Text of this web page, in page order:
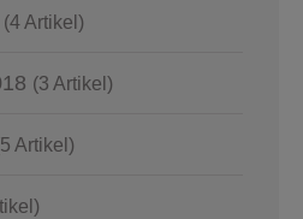
(4 Artikel)
(3 Artikel)
Artikel)